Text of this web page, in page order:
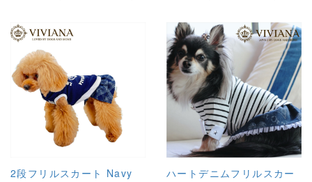
2段フリルスカート Navy
ハートデニムフリルスカー